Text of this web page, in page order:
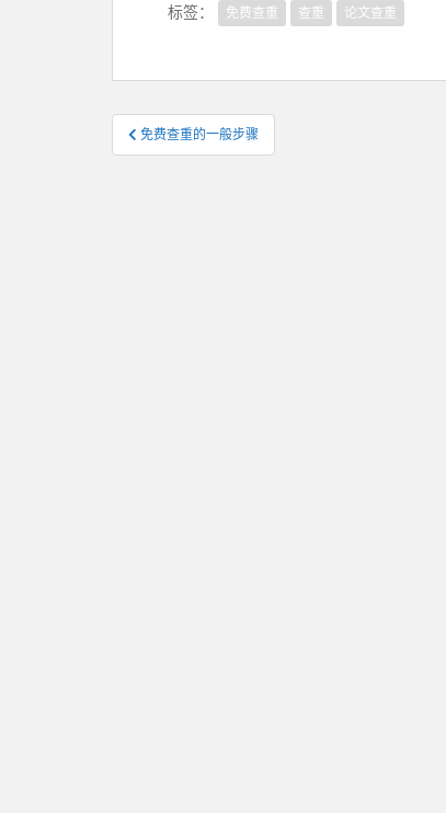
标签： 免费查重 查重 论文查重
文
章
免费查重的一般步骤